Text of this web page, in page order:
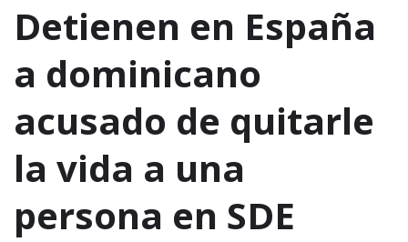
Detienen en España
a dominicano
acusado de quitarle
la vida a una
persona en SDE